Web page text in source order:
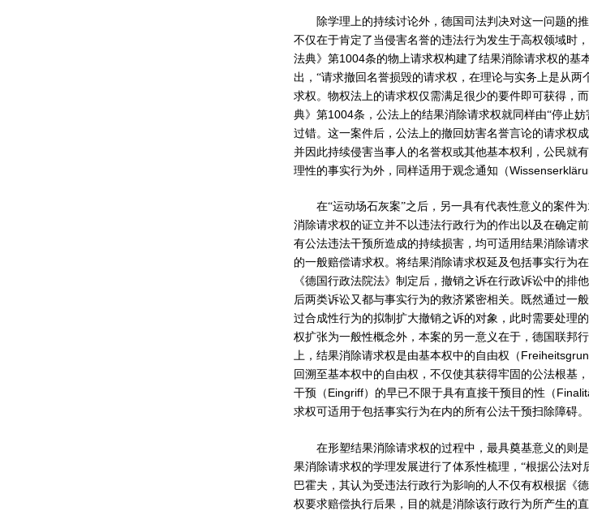
除学理上的持续讨论外，德国司法判决对这一问题的
不仅在于肯定了当侵害名誉的违法行为发生于高权领域时
法典》第1004条的物上请求权构建了结果消除请求权的基
出，“请求撤回名誉损毁的请求权，在理论与实务上是从
求权。物权法上的请求权仅需满足很少的要件即可获得，
典》第1004条，公法上的结果消除请求权就同样由“停止妨
过错。这一案件后，公法上的撤回妨害名誉言论的请求权
并因此持续侵害当事人的名誉权或其他基本权利，公民就
理性的事实行为外，同样适用于观念通知（
在“运动场石灰案”之后，另一具有代表性意义的案件为
消除请求权的证立并不以违法行政行为的作出以及在确定前
有公法违法干预所造成的持续损害，均可适用结果消除请
的一般赔偿请求权。将结果消除请求权延及包括事实行为
《德国行政法院法》制定后，撤销之诉在行政诉讼中的排
后两类诉讼又都与事实行为的救济紧密相关。既然通过一
过合成性行为的拟制扩大撤销之诉的对象，此时需要处理
权扩张为一般性概念外，本案的另一意义在于，德国联邦
上，结果消除请求权是由基本权中的自由权（
回溯至基本权中的自由权，不仅使其获得牢固的公法根基
干预（ Eingriff）的早已不限于具有直接干预目的性（
求权可适用于包括事实行为在内的所有公法干预扫除障碍。
在形塑结果消除请求权的过程中，最具奠基意义的则是
果消除请求权的学理发展进行了体系性梳理，“根据公法
巴霍夫，其认为受违法行政行为影响的人不仅有权根据《
权要求赔偿执行后果，目的就是消除该行政行为所产生的